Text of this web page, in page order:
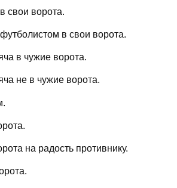
свои ворота.
в свои ворота.
в чужие ворота.
не в чужие ворота.
на радость противнику.